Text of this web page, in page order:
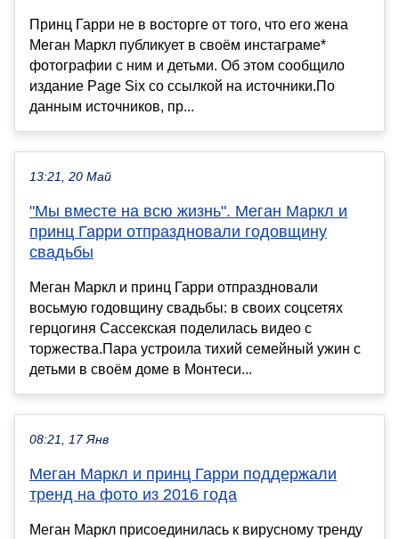
Принц Гарри не в восторге от того, что его жена
Меган Маркл публикует в своём инстаграме*
фотографии с ним и детьми. Об этом сообщило
издание Page Six со ссылкой на источники.По
данным источников, пр...
13:21, 20 Май
"Мы вместе на всю жизнь". Меган Маркл и
принц Гарри отпраздновали годовщину
свадьбы
Меган Маркл и принц Гарри отпраздновали
восьмую годовщину свадьбы: в своих соцсетях
герцогиня Сассекская поделилась видео с
торжества.Пара устроила тихий семейный ужин с
детьми в своём доме в Монтеси...
08:21, 17 Янв
Меган Маркл и принц Гарри поддержали
тренд на фото из 2016 года
Меган Маркл присоединилась к вирусному тренду